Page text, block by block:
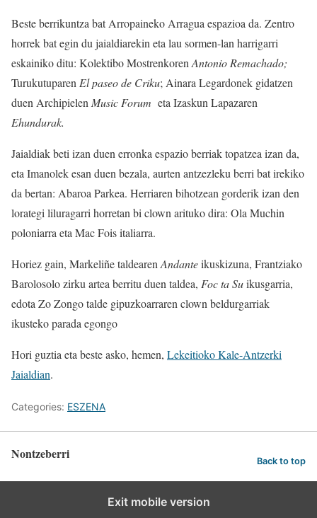
Beste berrikuntza bat Arropaineko Arragua espazioa da. Zentro
horrek bat egin du jaialdiarekin eta lau sormen-lan harrigarri
eskainiko ditu: Kolektibo Mostrenkoren Antonio Remachado;
Turukutuparen El paseo de Criku; Ainara Legardonek gidatzen
duen Archipielen Music Forum eta Izaskun Lapazaren
Ehundurak.
Jaialdiak beti izan duen erronka espazio berriak topatzea izan da,
eta Imanolek esan duen bezala, aurten antzezleku berri bat irekiko
da bertan: Abaroa Parkea. Herriaren bihotzean gorderik izan den
lorategi liluragarri horretan bi clown arituko dira: Ola Muchin
poloniarra eta Mac Fois italiarra.
Horiez gain, Markeliñe taldearen Andanteikuskizuna, Frantziako
Barolosolo zirku artea berritu duen taldea, Foc ta Suikusgarria,
edota Zo Zongo talde gipuzkoarraren clown beldurgarriak
ikusteko parada egongo
Hori guztia eta beste asko, hemen, Lekeitioko Kale-Antzerki
Jaialdian.
Categories: ESZENA
Nontzeberri Back to top
Exit mobile version